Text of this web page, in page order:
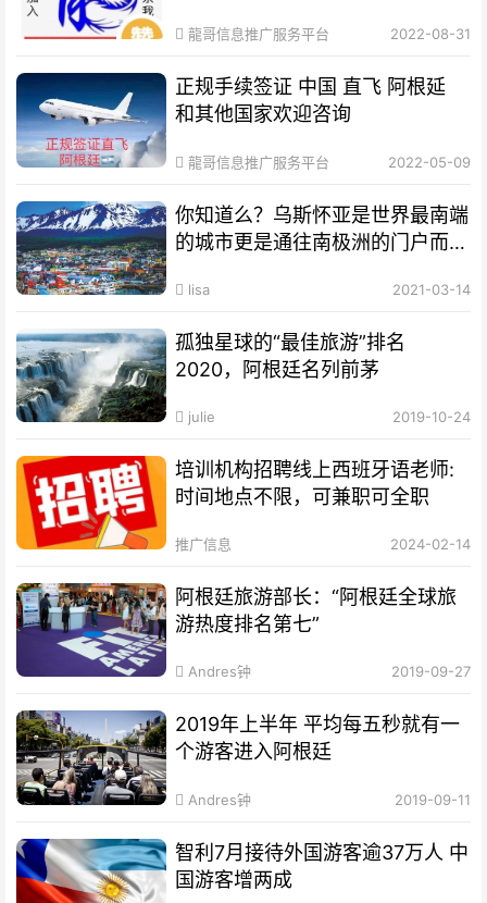
龍哥信息推广服务平台 2022-08-31
正规手续签证 中国 直飞 阿根延
和其他国家欢迎咨询
龍哥信息推广服务平台 2022-05-09
你知道么？乌斯怀亚是世界最南端
的城市更是通往南极洲的门户而驰
lisa 2021-03-14
孤独星球的“最佳旅游”排名
2020，阿根廷名列前茅
julie 2019-10-24
培训机构招聘线上西班牙语老师:
时间地点不限，可兼职可全职
推广信息 2024-02-14
阿根廷旅游部长：“阿根廷全球旅
游热度排名第七”
Andres钟 2019-09-27
2019年上半年 平均每五秒就有一
个游客进入阿根廷
Andres钟 2019-09-11
智利7月接待外国游客逾37万人 中
国游客增两成